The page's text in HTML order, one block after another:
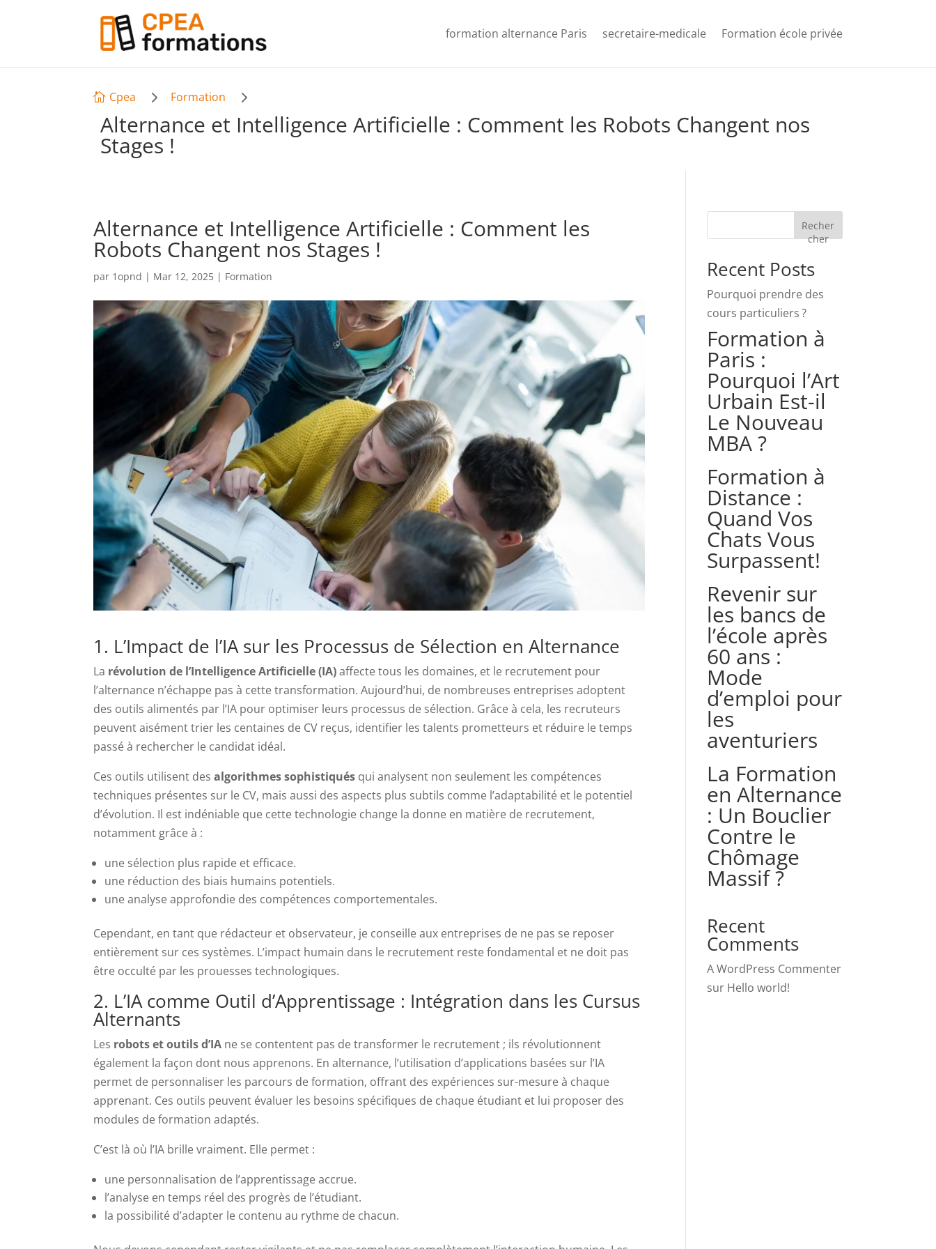
formation alternance Paris secretaire-medicale Formation école privée
 Cpea 5 Formation 5
Alternance et Intelligence Artificielle : Comment les Robots Changent nos
Stages !
Alternance et Intelligence Artificielle : Comment les
Robots Changent nos Stages !
par 1opnd | Mar 12, 2025 | Formation
1. L’Impact de l’IA sur les Processus de Sélection en Alternance
La révolution de l’Intelligence Artificielle (IA)affecte tous les domaines, et le recrutement pour
l’alternance n’échappe pas à cette transformation. Aujourd’hui, de nombreuses entreprises adoptent
des outils alimentés par l’IA pour optimiser leurs processus de sélection. Grâce à cela, les recruteurs
peuvent aisément trier les centaines de CV reçus, identifier les talents prometteurs et réduire le temps
passé à rechercher le candidat idéal.
Ces outils utilisent desalgorithmes sophistiqués qui analysent non seulement les compétences
techniques présentes sur le CV, mais aussi des aspects plus subtils comme l’adaptabilité et le potentiel
d’évolution. Il est indéniable que cette technologie change la donne en matière de recrutement,
notamment grâce à :
une sélection plus rapide et efficace.
une réduction des biais humains potentiels.
une analyse approfondie des compétences comportementales.
Cependant, en tant que rédacteur et observateur, je conseille aux entreprises de ne pas se reposer
entièrement sur ces systèmes. L’impact humain dans le recrutement reste fondamental et ne doit pas
être occulté par les prouesses technologiques.
2. L’IA comme Outil d’Apprentissage : Intégration dans les Cursus
Alternants
Les robots et outils d’IA ne se contentent pas de transformer le recrutement ; ils révolutionnent
également la façon dont nous apprenons. En alternance, l’utilisation d’applications basées sur l’IA
permet de personnaliser les parcours de formation, offrant des expériences sur-mesure à chaque
apprenant. Ces outils peuvent évaluer les besoins spécifiques de chaque étudiant et lui proposer des
modules de formation adaptés.
C’est là où l’IA brille vraiment. Elle permet :
une personnalisation de l’apprentissage accrue.
l’analyse en temps réel des progrès de l’étudiant.
la possibilité d’adapter le contenu au rythme de chacun.
Recher
cher
Recent Posts
Pourquoi prendre des
cours particuliers ?
Formation à
Paris :
Pourquoi l’Art
Urbain Est-il
Le Nouveau
MBA ?
Formation à
Distance :
Quand Vos
Chats Vous
Surpassent!
Revenir sur
les bancs de
l’école après
60 ans :
Mode
d’emploi pour
les
aventuriers
La Formation
en Alternance
: Un Bouclier
Contre le
Chômage
Massif ?
Recent
Comments
A WordPress Commenter
sur Hello world!